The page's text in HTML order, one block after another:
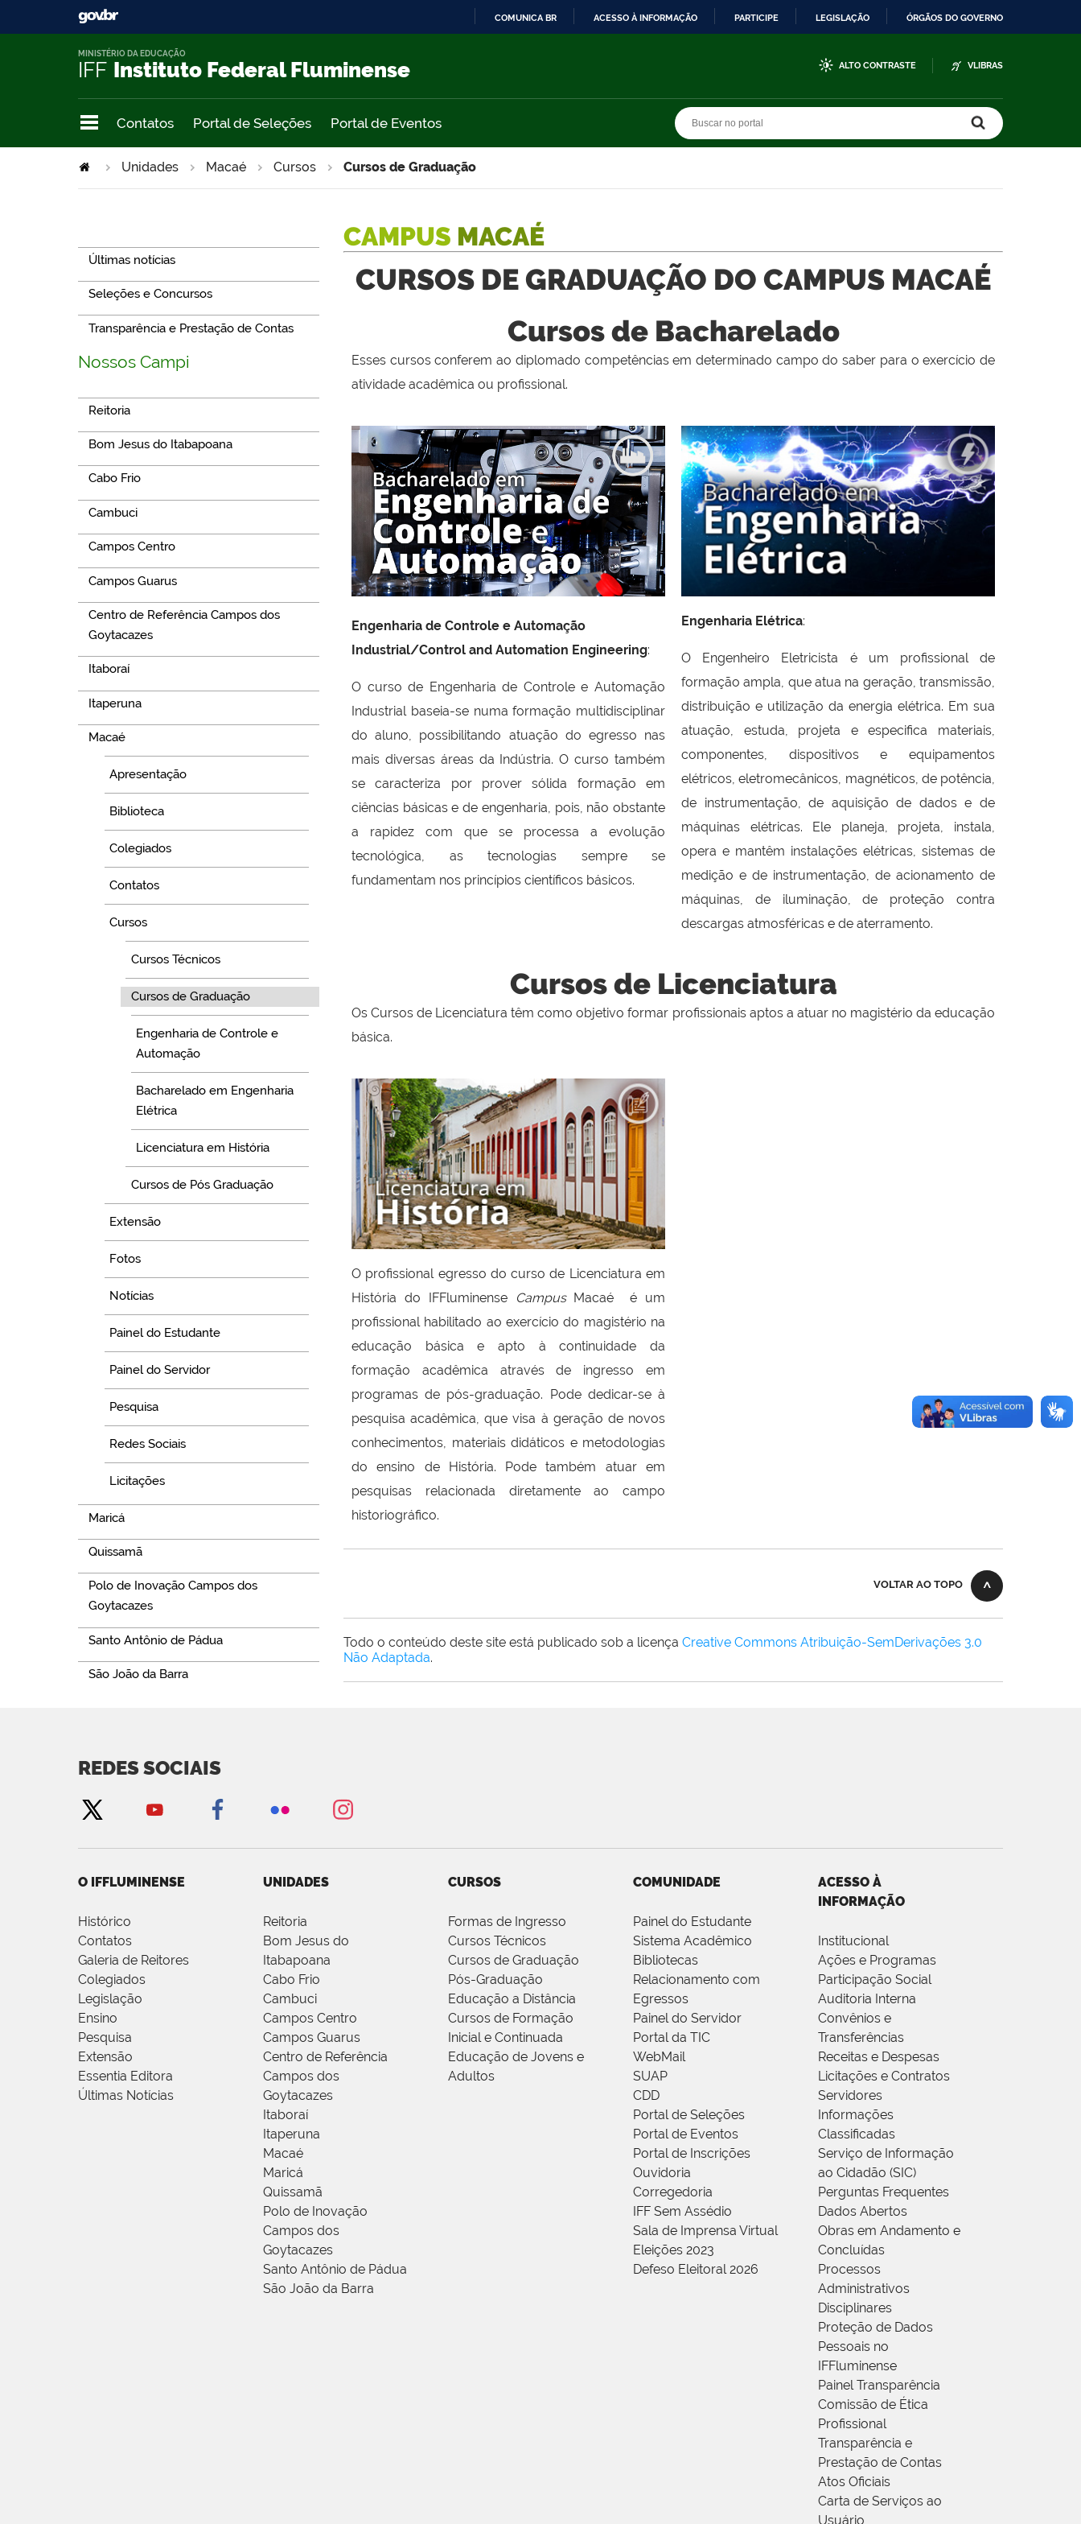
COMUNICA BR ACESSO À INFORMAÇÃO PARTICIPE LEGISLAÇÃO ÓRGÃOS DO GOVERNO
IFF Instituto Federal Fluminense
MINISTÉRIO DA EDUCAÇÃO
ALTO CONTRASTE VLIBRAS
Contatos Portal de Seleções Portal de Eventos
Unidades Macaé Cursos Cursos de Graduação
Últimas notícias
Seleções e Concursos
Transparência e Prestação de Contas
Nossos Campi
Reitoria
Bom Jesus do Itabapoana
Cabo Frio
Cambuci
Campos Centro
Campos Guarus
Centro de Referência Campos dos
Goytacazes
Itaboraí
Itaperuna
Macaé
Apresentação
Biblioteca
Colegiados
Contatos
Cursos
Cursos Técnicos
Cursos de Graduação
Engenharia de Controle e
Automação
Bacharelado em Engenharia
Elétrica
Licenciatura em História
Cursos de Pós Graduação
Extensão
Fotos
Notícias
Painel do Estudante
Painel do Servidor
Pesquisa
Redes Sociais
Licitações
Maricá
Quissamã
Polo de Inovação Campos dos
Goytacazes
Santo Antônio de Pádua
São João da Barra
CAMPUS MACAÉ
CURSOS DE GRADUAÇÃO DO CAMPUS MACAÉ
Cursos de Bacharelado
Esses cursos conferem ao diplomado competências em determinado campo do saber para o exercício de
atividade acadêmica ou profissional.
Engenharia de Controle e Automação
Industrial/Control and Automation Engineering:
O curso de Engenharia de Controle e Automação
Industrial baseia-se numa formação multidisciplinar
do aluno, possibilitando atuação do egresso nas
mais diversas áreas da Indústria. O curso também
se caracteriza por prover sólida formação em
ciências básicas e de engenharia, pois, não obstante
a rapidez com que se processa a evolução
tecnológica, as tecnologias sempre se
fundamentam nos princípios científicos básicos.
Engenharia Elétrica:
O Engenheiro Eletricista é um profissional de
formação ampla, que atua na geração, transmissão,
distribuição e utilização da energia elétrica. Em sua
atuação, estuda, projeta e especifica materiais,
componentes, dispositivos e equipamentos
elétricos, eletromecânicos, magnéticos, de potência,
de instrumentação, de aquisição de dados e de
máquinas elétricas. Ele planeja, projeta, instala,
opera e mantêm instalações elétricas, sistemas de
medição e de instrumentação, de acionamento de
máquinas, de iluminação, de proteção contra
descargas atmosféricas e de aterramento.
Cursos de Licenciatura
Os Cursos de Licenciatura têm como objetivo formar profissionais aptos a atuar no magistério da educação
básica.
O profissional egresso do curso de Licenciatura em
História do IFFluminense
CampusMacaé é um
profissional habilitado ao exercício do magistério na
educação básica e apto à continuidade da
formação acadêmica através de ingresso em
programas de pós-graduação. Pode dedicar-se à
pesquisa acadêmica, que visa à geração de novos
conhecimentos, materiais didáticos e metodologias
do ensino de História. Pode também atuar em
pesquisas relacionada diretamente ao campo
historiográfico.
VOLTAR AO TOPO
Todo o conteúdo deste site está publicado sob a licença Creative Commons Atribuição-SemDerivações 3.0
Não Adaptada.
REDES SOCIAIS
O IFFLUMINENSE
Histórico
Contatos
Galeria de Reitores
Colegiados
Legislação
Ensino
Pesquisa
Extensão
Essentia Editora
Últimas Notícias
UNIDADES
Reitoria
Bom Jesus do
Itabapoana
Cabo Frio
Cambuci
Campos Centro
Campos Guarus
Centro de Referência
Campos dos
Goytacazes
Itaboraí
Itaperuna
Macaé
Maricá
Quissamã
Polo de Inovação
Campos dos
Goytacazes
Santo Antônio de Pádua
São João da Barra
CURSOS
Formas de Ingresso
Cursos Técnicos
Cursos de Graduação
Pós-Graduação
Educação a Distância
Cursos de Formação
Inicial e Continuada
Educação de Jovens e
Adultos
COMUNIDADE
Painel do Estudante
Sistema Acadêmico
Bibliotecas
Relacionamento com
Egressos
Painel do Servidor
Portal da TIC
WebMail
SUAP
CDD
Portal de Seleções
Portal de Eventos
Portal de Inscrições
Ouvidoria
Corregedoria
IFF Sem Assédio
Sala de Imprensa Virtual
Eleições 2023
Defeso Eleitoral 2026
ACESSO À
INFORMAÇÃO
Institucional
Ações e Programas
Participação Social
Auditoria Interna
Convênios e
Transferências
Receitas e Despesas
Licitações e Contratos
Servidores
Informações
Classificadas
Serviço de Informação
ao Cidadão (SIC)
Perguntas Frequentes
Dados Abertos
Obras em Andamento e
Concluídas
Processos
Administrativos
Disciplinares
Proteção de Dados
Pessoais no
IFFluminense
Painel Transparência
Comissão de Ética
Profissional
Transparência e
Prestação de Contas
Atos Oficiais
Carta de Serviços ao
Usuário